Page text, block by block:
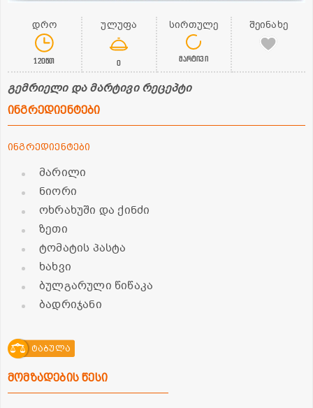
დრო
120წთ
ულუფა
0
სირთულე
მარტივი
შეინახე
გემრიელი და მარტივი რეცეპტი
ინგრედიენტები
ინგრედიენტები
მარილი
ნიორი
ოხრახუში და ქინძი
ზეთი
ტომატის პასტა
ხახვი
ბულგარული წიწაკა
ბადრიჯანი
ტაბულა
მომზადების წესი